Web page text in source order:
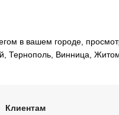
в вашем городе,
Тернополь, Винница,
Клиентам